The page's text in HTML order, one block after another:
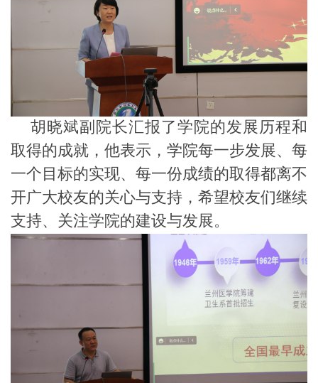
胡晓斌副院长汇报了学院的发展历程和
取得的成就，他表示，学院每一步发展、每
一个目标的实现、每一份成绩的取得都离不
开广大校友的关心与支持，希望校友们继续
支持、关注学院的建设与发展。